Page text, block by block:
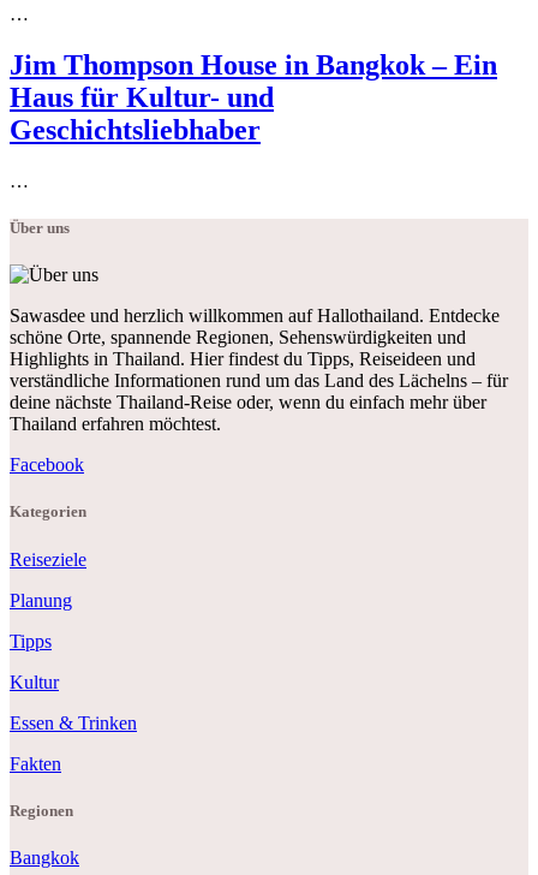
…
Jim Thompson House in Bangkok – Ein
Haus für Kultur- und
Geschichtsliebhaber
…
Über uns
Sawasdee und herzlich willkommen auf Hallothailand. Entdecke
schöne Orte, spannende Regionen, Sehenswürdigkeiten und
Highlights in Thailand. Hier findest du Tipps, Reiseideen und
verständliche Informationen rund um das Land des Lächelns – für
deine nächste Thailand-Reise oder, wenn du einfach mehr über
Thailand erfahren möchtest.
Facebook
Kategorien
Reiseziele
Planung
Tipps
Kultur
Essen & Trinken
Fakten
Regionen
Bangkok